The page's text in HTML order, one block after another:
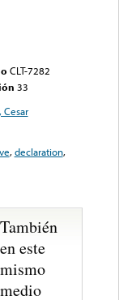
CLT-7282
33
Cesar
,declaration,
También
en este
mismo
medio